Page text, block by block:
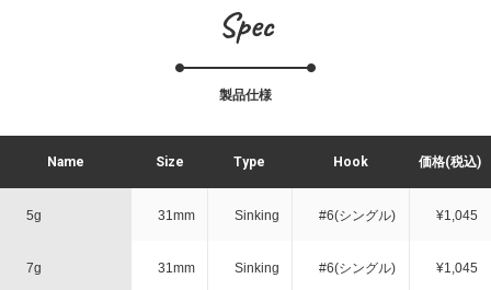
Spec
製品仕様
Name Size Type Hook 価格(税込)
5g 31mm Sinking #6(シングル) ¥1,045
7g 31mm Sinking #6(シングル) ¥1,045